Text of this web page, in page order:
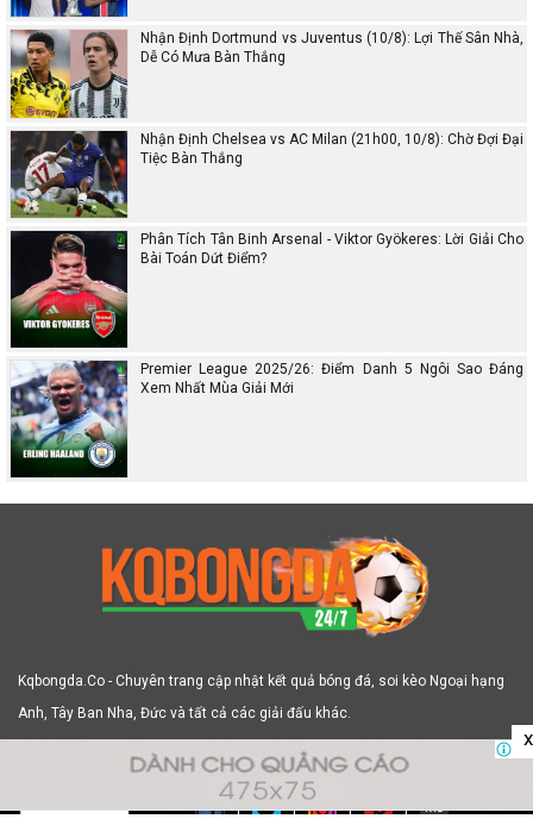
Nhận Định Dortmund vs Juventus (10/8): Lợi Thế Sân Nhà,
Dễ Có Mưa Bàn Thắng
Nhận Định Chelsea vs AC Milan (21h00, 10/8): Chờ Đợi Đại
Tiệc Bàn Thắng
Phân Tích Tân Binh Arsenal - Viktor Gyökeres: Lời Giải Cho
Bài Toán Dứt Điểm?
Premier League 2025/26: Điểm Danh 5 Ngôi Sao Đáng
Xem Nhất Mùa Giải Mới
x
Kqbongda.Co - Chuyên trang cập nhật kết quả bóng đá, soi kèo Ngoại hạng
Anh, Tây Ban Nha, Đức và tất cả các giải đấu khác.
Về chúng tôi | Chính sách | Điều khoản | Liên hệ
| | | |